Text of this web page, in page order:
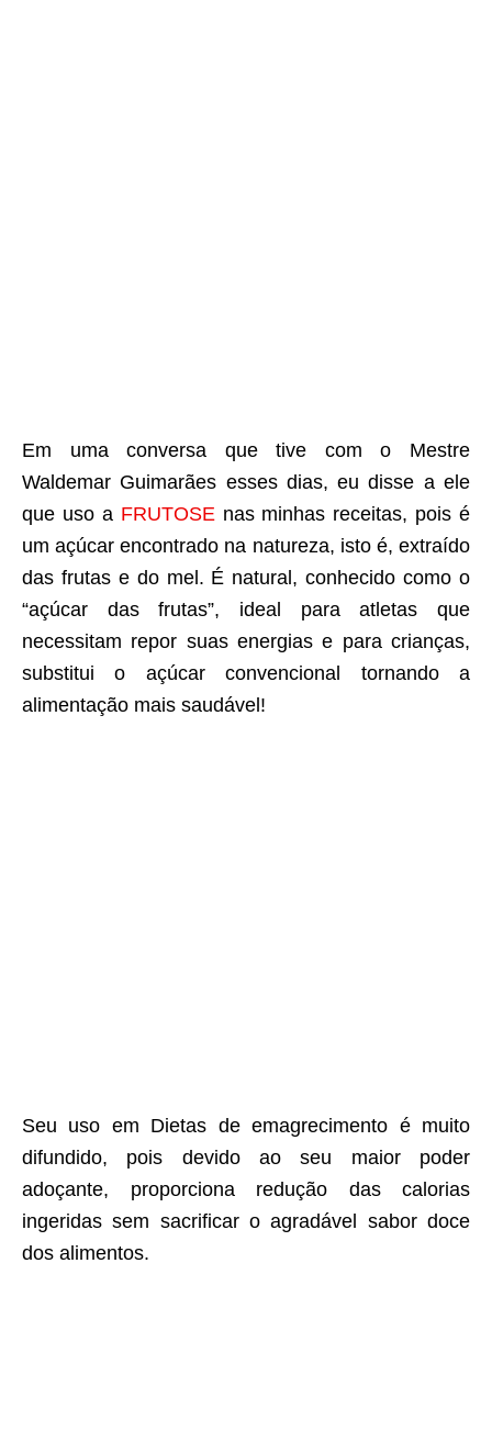
Em uma conversa que tive com o Mestre
Waldemar Guimarães esses dias, eu disse a ele
que uso a FRUTOSE nas minhas receitas, pois é
um açúcar encontrado na natureza, isto é, extraído
das frutas e do mel. É natural, conhecido como o
“açúcar das frutas”, ideal para atletas que
necessitam repor suas energias e para crianças,
substitui o açúcar convencional tornando a
alimentação mais saudável!
Seu uso em Dietas de emagrecimento é muito
difundido, pois devido ao seu maior poder
adoçante, proporciona redução das calorias
ingeridas sem sacrificar o agradável sabor doce
dos alimentos.